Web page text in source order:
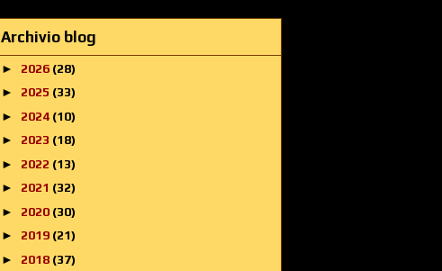
Archivio blog
► 2026 (28)
► 2025 (33)
► 2024 (10)
► 2023 (18)
► 2022 (13)
► 2021 (32)
► 2020 (30)
► 2019 (21)
► 2018 (37)